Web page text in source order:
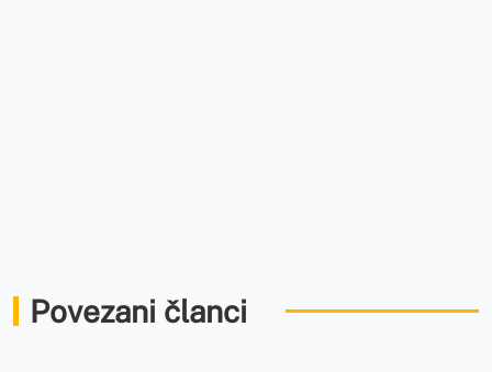
Povezani članci